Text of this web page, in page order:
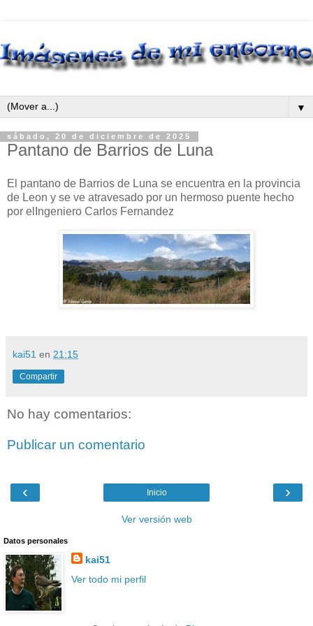
▼
sábado, 20 de diciembre de 2025
Pantano de Barrios de Luna
El pantano de Barrios de Luna se encuentra en la provincia
de Leon y se ve atravesado por un hermoso puente hecho
por elIngeniero Carlos Fernandez
kai51 en 21:15
Compartir
No hay comentarios:
Publicar un comentario
‹ ›
Inicio
Ver versión web
Datos personales
kai51
Ver todo mi perfil